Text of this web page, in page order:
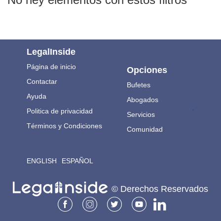
LegalInside
Página de inicio
Contactar
Ayuda
Politica de privacidad
Términos y Condiciones
ENGLISH ESPAÑOL
Opciones
Bufetes
Abogados
Servicios
Comunidad
.
© Derechos Reservados